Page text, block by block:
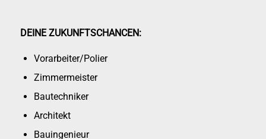
DEINE ZUKUNFTSCHANCEN:
Vorarbeiter/Polier
Zimmermeister
Bautechniker
Architekt
Bauingenieur